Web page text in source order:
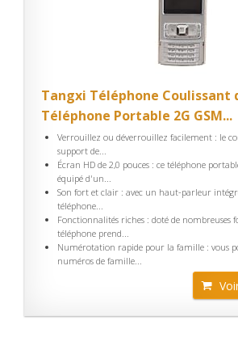
Tangxi Téléphone Coulissant
Téléphone Portable 2G GSM...
Verrouillez ou déverrouillez facilement : le
support de...
Écran HD de 2,0 pouces : ce téléphone
équipé d'un...
Son fort et clair : avec un haut-parleur
téléphone...
Fonctionnalités riches : doté de nombreuses
téléphone prend...
Numérotation rapide pour la famille : vous
numéros de famille...